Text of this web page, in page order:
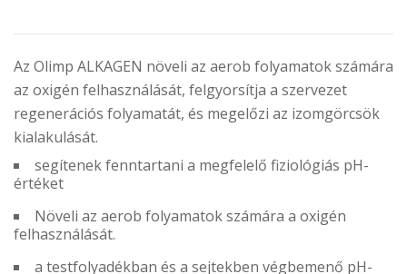
Az Olimp ALKAGEN növeli az aerob folyamatok számára
az oxigén felhasználását, felgyorsítja a szervezet
regenerációs folyamatát, és megelőzi az izomgörcsök
kialakulását.
segítenek fenntartani a megfelelő fiziológiás pH-
értéket
Növeli az aerob folyamatok számára a oxigén
felhasználását.
a testfolyadékban és a sejtekben végbemenő pH-